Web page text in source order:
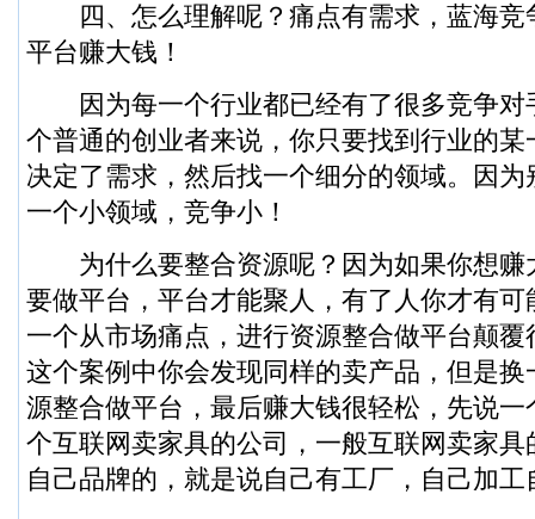
四、怎么理解呢？痛点有需求，蓝海竞
平台赚大钱！
因为每一个行业都已经有了很多竞争对
个普通的创业者来说，你只要找到行业的
决定了需求，然后找一个细分的领域。因
一个小领域，竞争小！
为什么要整合资源呢？因为如果你想赚
要做平台，平台才能聚人，有了人你才有
一个从市场痛点，进行资源整合做平台颠
这个案例中你会发现同样的卖产品，但是
源整合做平台，最后赚大钱很轻松，先说
个互联网卖家具的公司，一般互联网卖家
自己品牌的，就是说自己有工厂，自己加